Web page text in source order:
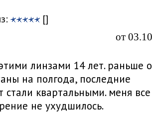
[]
от
линзами 14 лет. раньше
на полгода, последние
стали квартальными. меня все
не ухудшилось.